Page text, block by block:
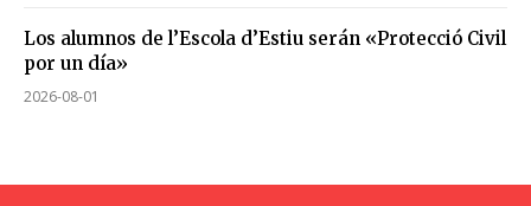
Los alumnos de l’Escola d’Estiu serán «Protecció Civil
por un día»
2026-08-01